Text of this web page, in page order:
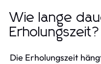
Wie lange
Erholungszeit?
Die Erholungszeit